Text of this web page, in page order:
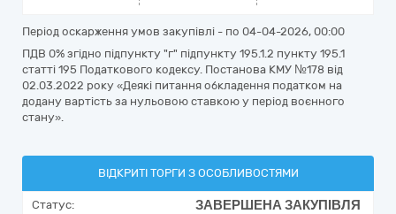
Період оскарження умов закупівлі - по 04-04-2026, 00:00
ПДВ 0% згідно підпункту "г" підпункту 195.1.2 пункту 195.1
статті 195 Податкового кодексу. Постанова КМУ №178 від
02.03.2022 року «Деякі питання обкладення податком на
додану вартість за нульовою ставкою у період воєнного
стану».
ВІДКРИТІ ТОРГИ З ОСОБЛИВОСТЯМИ
Статус: ЗАВЕРШЕНА ЗАКУПІВЛЯ